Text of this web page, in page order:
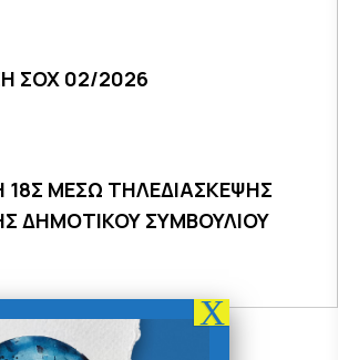
ΣΟΧ 02/2026
ΜΕΣΩ ΤΗΛΕΔΙΑΣΚΕΨΗΣ
ΔΗΜΟΤΙΚΟΥ ΣΥΜΒΟΥΛΙΟΥ